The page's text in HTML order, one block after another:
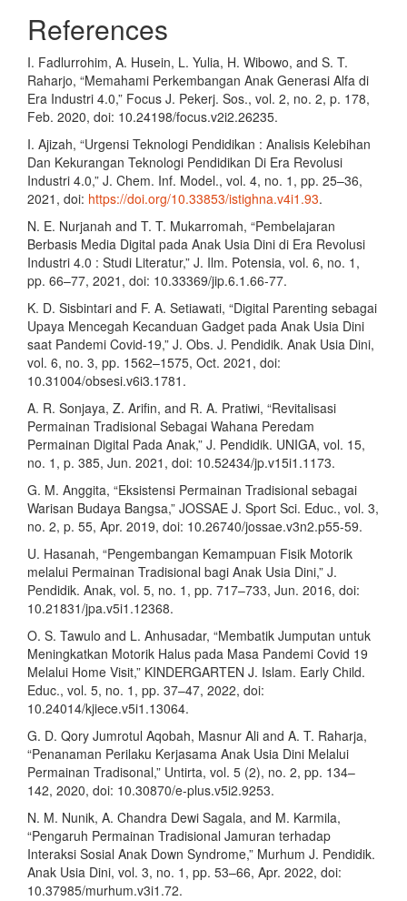
References
I. Fadlurrohim, A. Husein, L. Yulia, H. Wibowo, and S. T.
Raharjo, “Memahami Perkembangan Anak Generasi Alfa di
Era Industri 4.0,” Focus J. Pekerj. Sos., vol. 2, no. 2, p. 178,
Feb. 2020, doi: 10.24198/focus.v2i2.26235.
I. Ajizah, “Urgensi Teknologi Pendidikan : Analisis Kelebihan
Dan Kekurangan Teknologi Pendidikan Di Era Revolusi
Industri 4.0,” J. Chem. Inf. Model., vol. 4, no. 1, pp. 25–36,
2021, doi: https://doi.org/10.33853/istighna.v4i1.93.
N. E. Nurjanah and T. T. Mukarromah, “Pembelajaran
Berbasis Media Digital pada Anak Usia Dini di Era Revolusi
Industri 4.0 : Studi Literatur,” J. Ilm. Potensia, vol. 6, no. 1,
pp. 66–77, 2021, doi: 10.33369/jip.6.1.66-77.
K. D. Sisbintari and F. A. Setiawati, “Digital Parenting sebagai
Upaya Mencegah Kecanduan Gadget pada Anak Usia Dini
saat Pandemi Covid-19,” J. Obs. J. Pendidik. Anak Usia Dini,
vol. 6, no. 3, pp. 1562–1575, Oct. 2021, doi:
10.31004/obsesi.v6i3.1781.
A. R. Sonjaya, Z. Arifin, and R. A. Pratiwi, “Revitalisasi
Permainan Tradisional Sebagai Wahana Peredam
Permainan Digital Pada Anak,” J. Pendidik. UNIGA, vol. 15,
no. 1, p. 385, Jun. 2021, doi: 10.52434/jp.v15i1.1173.
G. M. Anggita, “Eksistensi Permainan Tradisional sebagai
Warisan Budaya Bangsa,” JOSSAE J. Sport Sci. Educ., vol. 3,
no. 2, p. 55, Apr. 2019, doi: 10.26740/jossae.v3n2.p55-59.
U. Hasanah, “Pengembangan Kemampuan Fisik Motorik
melalui Permainan Tradisional bagi Anak Usia Dini,” J.
Pendidik. Anak, vol. 5, no. 1, pp. 717–733, Jun. 2016, doi:
10.21831/jpa.v5i1.12368.
O. S. Tawulo and L. Anhusadar, “Membatik Jumputan untuk
Meningkatkan Motorik Halus pada Masa Pandemi Covid 19
Melalui Home Visit,” KINDERGARTEN J. Islam. Early Child.
Educ., vol. 5, no. 1, pp. 37–47, 2022, doi:
10.24014/kjiece.v5i1.13064.
G. D. Qory Jumrotul Aqobah, Masnur Ali and A. T. Raharja,
“Penanaman Perilaku Kerjasama Anak Usia Dini Melalui
Permainan Tradisonal,” Untirta, vol. 5 (2), no. 2, pp. 134–
142, 2020, doi: 10.30870/e-plus.v5i2.9253.
N. M. Nunik, A. Chandra Dewi Sagala, and M. Karmila,
“Pengaruh Permainan Tradisional Jamuran terhadap
Interaksi Sosial Anak Down Syndrome,” Murhum J. Pendidik.
Anak Usia Dini, vol. 3, no. 1, pp. 53–66, Apr. 2022, doi:
10.37985/murhum.v3i1.72.